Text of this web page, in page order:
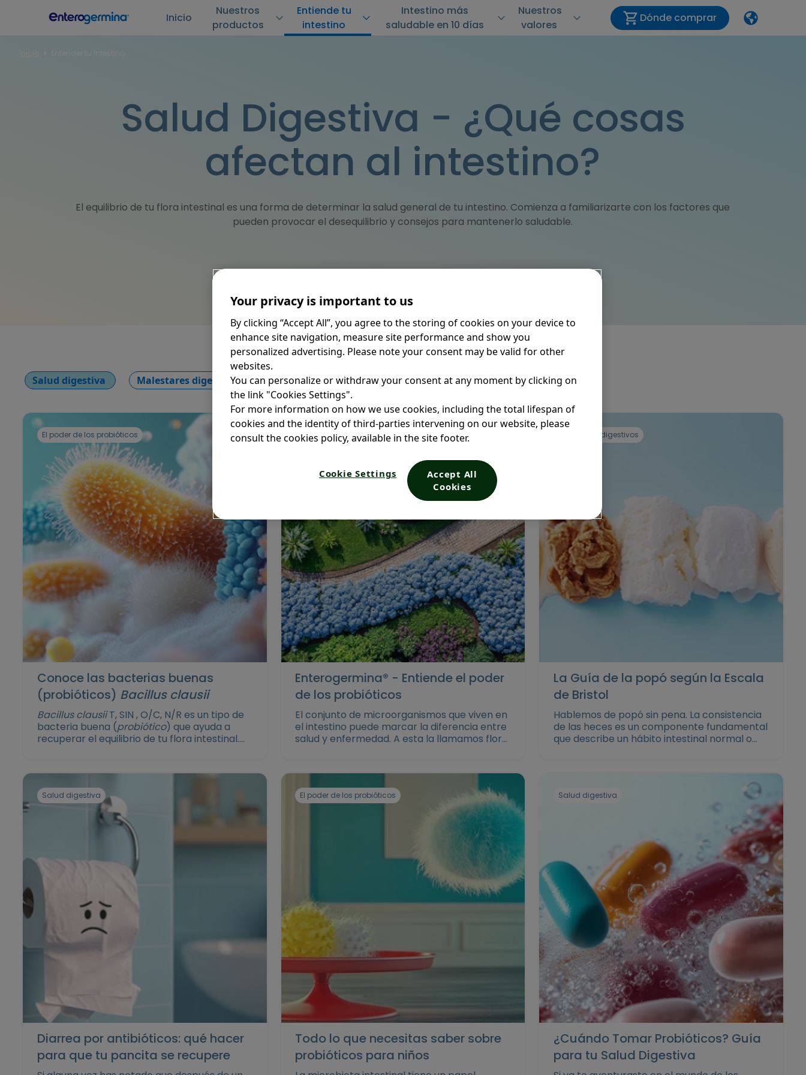
Inicio
Nuestros
productos
Entiende tu
intestino
Intestino más
saludable en 10 días
Nuestros
valores
Dónde comprar
Salud Digestiva - ¿Qué cosas
afectan al intestino?
El equilibrio de tu flora intestinal es una forma de determinar la salud general de tu intestino. Comienza a familiarizarte con los factores que
pueden provocar el desequilibrio y consejos para mantenerlo saludable.
Salud digestiva Malestares digestivos Tu intestino El poder de los probióticos
El poder de los probióticos
Conoce las bacterias buenas
(probióticos) Bacillus clausii
Bacillus clausiiT, SIN , O/C, N/R es un tipo de
bacteria buena (probiótico) que ayuda a
recuperar el equilibrio de tu flora intestinal.
digestivos.
Tu intestino
Enterogermina® - Entiende el poder
de los probióticos
El conjunto de microorganismos que viven en
el intestino puede marcar la diferencia entre
salud y enfermedad. A esta la llamamos flora
intestinal.
Malestares digestivos
La Guía de la popó según la Escala
de Bristol
Hablemos de popó sin pena. La consistencia
de las heces es un componente fundamental
que describe un hábito intestinal normal o
Salud digestiva
Diarrea por antibióticos: qué hacer
para que tu pancita se recupere
El poder de los probióticos
Todo lo que necesitas saber sobre
probióticos para niños
Salud digestiva
¿Cuándo Tomar Probióticos? Guía
para tu Salud Digestiva
Your privacy is important to us
By clicking “Accept All”, you agree to the storing of cookies on your device to
enhance site navigation, measure site performance and show you
personalized advertising. Please note your consent may be valid for other
websites.
You can personalize or withdraw your consent at any moment by clicking on
the link "Cookies Settings".
For more information on how we use cookies, including the total lifespan of
cookies and the identity of third-parties intervening on our website, please
consult the cookies policy, available in the site footer.
Cookie Settings
Accept All
Cookies